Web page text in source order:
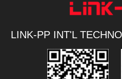
LINK-PP INT'L